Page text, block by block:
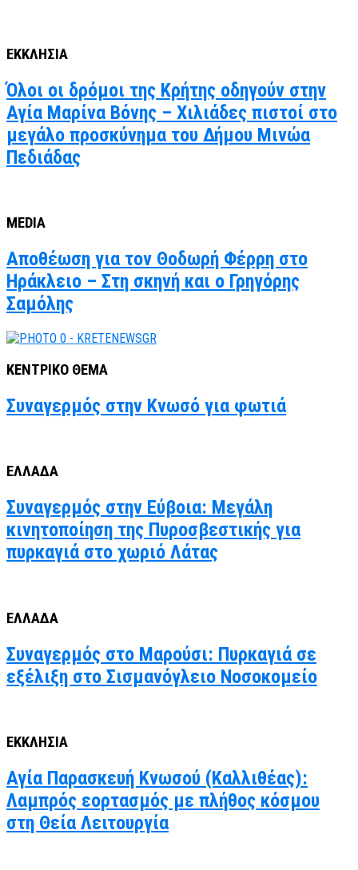
ΕΚΚΛΗΣΙΑ
Όλοι οι δρόμοι της Κρήτης οδηγούν στην
Αγία Μαρίνα Βόνης – Χιλιάδες πιστοί στο
μεγάλο προσκύνημα του Δήμου Μινώα
Πεδιάδας
MEDIA
Αποθέωση για τον Θοδωρή Φέρρη στο
Ηράκλειο – Στη σκηνή και ο Γρηγόρης
Σαμόλης
ΚΕΝΤΡΙΚΟ ΘΕΜΑ
Συναγερμός στην Κνωσό για φωτιά
ΕΛΛΑΔΑ
Συναγερμός στην Εύβοια: Μεγάλη
κινητοποίηση της Πυροσβεστικής για
πυρκαγιά στο χωριό Λάτας
ΕΛΛΑΔΑ
Συναγερμός στο Μαρούσι: Πυρκαγιά σε
εξέλιξη στο Σισμανόγλειο Νοσοκομείο
ΕΚΚΛΗΣΙΑ
Αγία Παρασκευή Κνωσού (Καλλιθέας):
Λαμπρός εορτασμός με πλήθος κόσμου
στη Θεία Λειτουργία